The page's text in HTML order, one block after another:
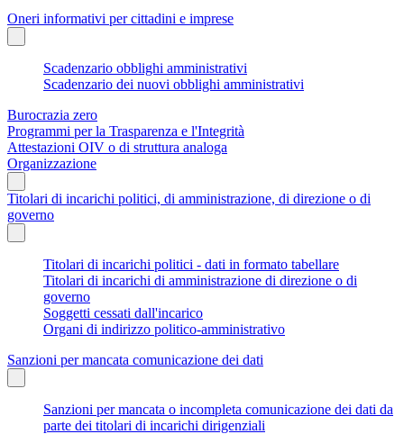
Oneri informativi per cittadini e imprese
Scadenzario obblighi amministrativi
Scadenzario dei nuovi obblighi amministrativi
Burocrazia zero
Programmi per la Trasparenza e l'Integrità
Attestazioni OIV o di struttura analoga
Organizzazione
Titolari di incarichi politici, di amministrazione, di direzione o di
governo
Titolari di incarichi politici - dati in formato tabellare
Titolari di incarichi di amministrazione di direzione o di
governo
Soggetti cessati dall'incarico
Organi di indirizzo politico-amministrativo
Sanzioni per mancata comunicazione dei dati
Sanzioni per mancata o incompleta comunicazione dei dati da
parte dei titolari di incarichi dirigenziali